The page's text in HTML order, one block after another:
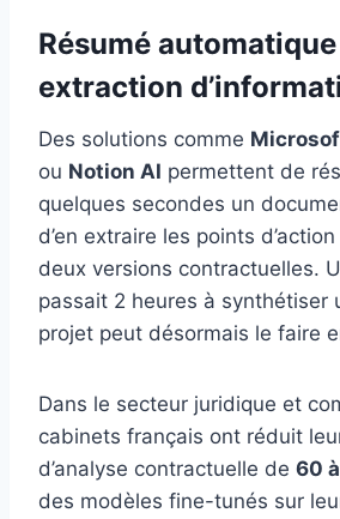
Résumé
extraction
Des solutions comme
ou Notion AI permettent de
quelques secondes un
d’en extraire les points
deux versions contractuelles.
passait 2 heures à synthétiser
projet peut désormais le faire
Dans le secteur juridique et
cabinets français ont réduit
d’analyse contractuelle de 60
des modèles fine-tunés sur